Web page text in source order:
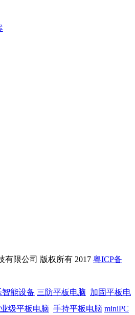
有限公司 版权所有 2017 粤ICP备
智能设备 三防平板电脑 加固平板电
级平板电脑 手持平板电脑 miniPC